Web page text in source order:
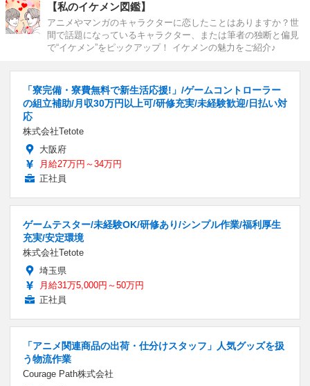
【私のイケメン図鑑】
アニメやマンガのキャラクターに恋したことはありますか？世
間で話題になっているキャラクター、または筆者の独断と偏見
で“イケメン”をピックアップ！ イケメンの魅力をご紹介♪
「寮完備・寮費無料で新生活応援!」/ゲームコントローラー
の組立補助/月収30万円以上可/研修充実/未経験歓迎/日払い対
応
株式会社Tetote
大阪府
月給27万円～34万円
正社員
ゲームテスター/未経験OK/研修あり/シンプル作業/福利厚生
充実/安定環境
株式会社Tetote
埼玉県
月給31万5,000円～50万円
正社員
「アニメ関連商品の出荷・仕分けスタッフ」人気グッズを扱
う物流作業
Courage Path株式会社